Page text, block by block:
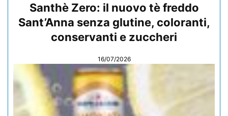
Santhè Zero: il nuovo tè freddo
Sant’Anna senza glutine, coloranti,
conservanti e zuccheri
16/07/2026